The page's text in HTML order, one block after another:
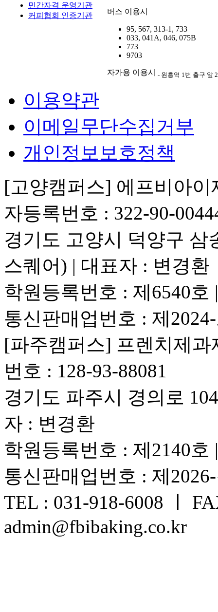
민간자격 운영기관
커피협회 인증기관
버스 이용시
95, 567, 313-1, 733
033, 041A, 046, 075B
773
9703
자가용 이용시 - 원흥역 1번 출구 앞
이용약관
이메일무단수집거부
개인정보보호정책
[고양캠퍼스] 에프비아
자등록번호 : 322-90-
경기도 고양시 덕양구 삼
스퀘어) | 대표자 : 변경환
학원등록번호 : 제6540
통신판매업번호 : 제
[파주캠퍼스] 프렌치제
번호 : 128-93-88081
경기도 파주시 경의로
자 : 변경환
학원등록번호 : 제2140
통신판매업번호 : 제
TEL : 031-918-6008 ㅣ
admin@fbibaking.co.kr